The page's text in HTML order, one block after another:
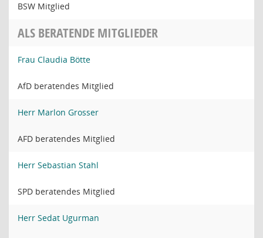
BSW Mitglied
ALS BERATENDE MITGLIEDER
Frau Claudia Bötte
AfD beratendes Mitglied
Herr Marlon Grosser
AFD beratendes Mitglied
Herr Sebastian Stahl
SPD beratendes Mitglied
Herr Sedat Ugurman